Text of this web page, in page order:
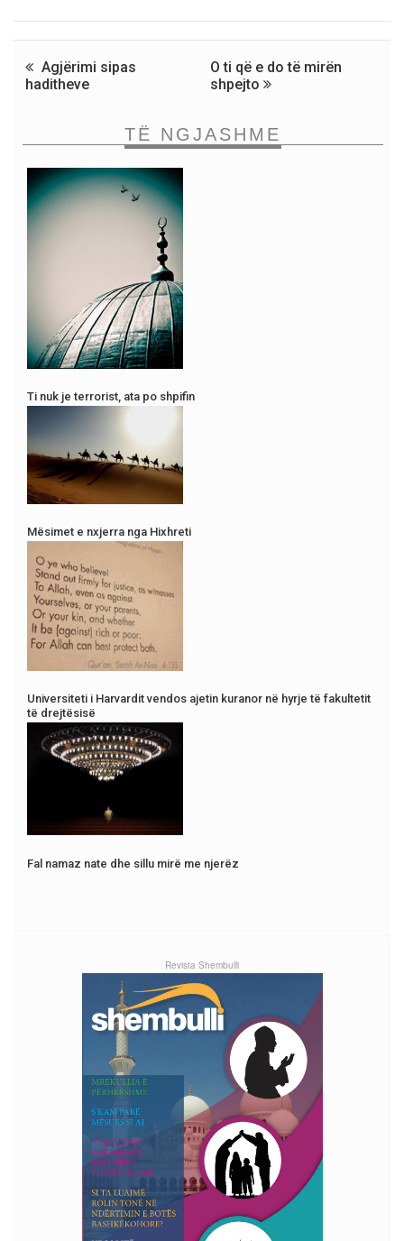
Agjërimi sipas
haditheve
O ti që e do të mirën
shpejto
TË NGJASHME
Ti nuk je terrorist, ata po shpifin
Mësimet e nxjerra nga Hixhreti
Universiteti i Harvardit vendos ajetin kuranor në hyrje të fakultetit
të drejtësisë
Fal namaz nate dhe sillu mirë me njerëz
Revista Shembulli